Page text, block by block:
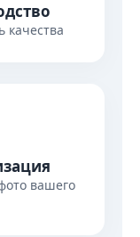
качества
вашего